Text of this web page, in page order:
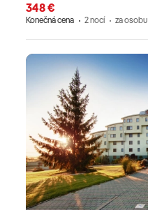
348 €
Konečná cena 2 nocí za osobu